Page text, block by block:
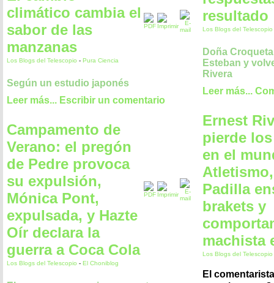
climático cambia el
sabor de las
manzanas
Los Blogs del Telescopio - Pura Ciencia
Según un estudio japonés
Leer más... Escribir un comentario
Campamento de
Verano: el pregón
de Pedre provoca
su expulsión,
Mónica Pont,
expulsada, y Hazte
Oír declara la
guerra a Coca Cola
Los Blogs del Telescopio - El Choniblog
resultado
Los Blogs del Telescopio
Doña
Esteban y
Rivera
Leer más...
Ernest
pierde
en el
Padilla
brakets y
machista
Los Blogs del Telescopio
El